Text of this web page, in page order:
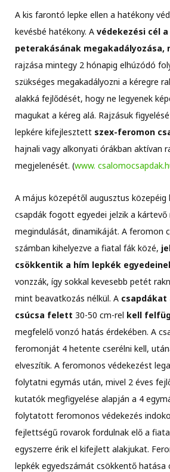
A kis farontó lepke ellen a hatékony
kevésbé hatékony. A védekezési cél
peterakásának megakadályozása,
rajzása mintegy 2 hónapig elhúzódó
szükséges megakadályozni a kéregre
alakká fejlődését, hogy ne legyenek
magukat a kéreg alá. Rajzásuk
lepkére kifejlesztett szex-feromon
hajnali vagy alkonyati órákban aktívan
megjelenését. (www.
A május közepétől augusztus
csapdák fogott egyedei jelzik a kártevő
megindulását, dinamikáját. A feromon
számban kihelyezve a fiatal fák közé,
csökkentik a hím lepkék
vonzzák, így sokkal kevesebb petét
mint beavatkozás nélkül. A csapdákat
csúcsa felett 30-50 cm-rel kell
megfelelő vonzó hatás érdekében. A
feromonját 4 hetente cserélni kell,
elveszítik. A feromonos védekezést
folytatni egymás után, mivel 2 éves
kutatók megfigyelése alapján a 4
folytatott feromonos védekezés
fejlettségű rovarok fordulnak elő a
egyszerre érik el kifejlett alakjukat.
lepkék egyedszámát csökkentő hatása